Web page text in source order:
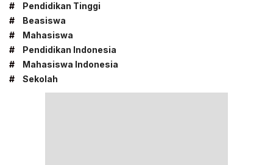
#
Pendidikan Tinggi
#
Beasiswa
#
Mahasiswa
#
Pendidikan Indonesia
#
Mahasiswa Indonesia
#
Sekolah